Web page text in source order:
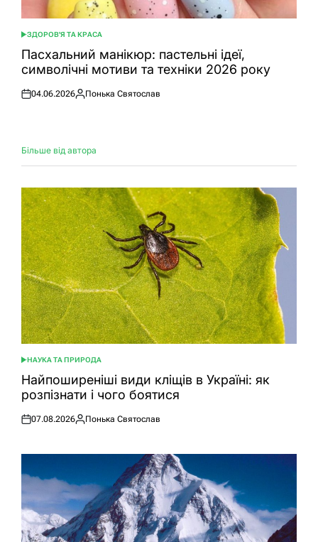
ОПУБЛІКУВАТИ
У
ЗДОРОВ'Я ТА КРАСА
Пасхальний манікюр: пастельні ідеї,
символічні мотиви та техніки 2026 року
Оприлюднено
04.06.2026
Опубліковано
Понька Святослав
Більше від автора
ОПУБЛІКУВАТИ
У
НАУКА ТА ПРИРОДА
Найпоширеніші види кліщів в Україні: як
розпізнати і чого боятися
Оприлюднено
07.08.2026
Опубліковано
Понька Святослав